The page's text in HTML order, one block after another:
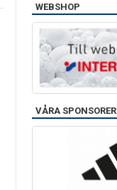
WEBSHOP
VÅRA SPONSORER